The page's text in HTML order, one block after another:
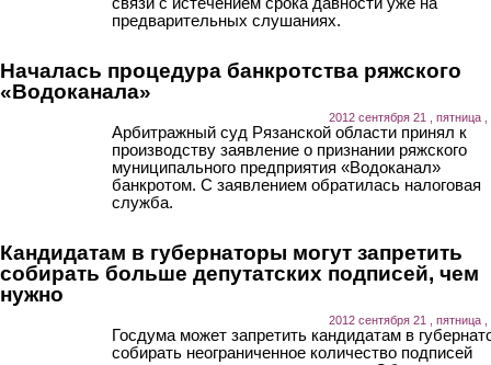
предварительных слушаниях.
Началась процедура банкротства ряжского
«Водоканала»
2012 сентября 21 , пятница ,
Арбитражный суд Рязанской области принял к
производству заявление о признании ряжского
муниципального предприятия «Водоканал»
банкротом. С заявлением обратилась налоговая
служба.
Кандидатам в губернаторы могут запретить
собирать больше депутатских подписей, чем
нужно
2012 сентября 21 , пятница ,
Госдума может запретить кандидатам в
собирать неограниченное количество подписей